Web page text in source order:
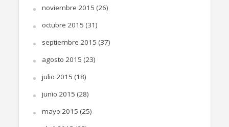
noviembre 2015 (26)
octubre 2015 (31)
septiembre 2015 (37)
agosto 2015 (23)
julio 2015 (18)
junio 2015 (28)
mayo 2015 (25)